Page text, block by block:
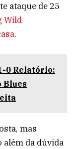
ataque de 25
Wild
.
0 Relatório:
Blues
mas
da dúvida